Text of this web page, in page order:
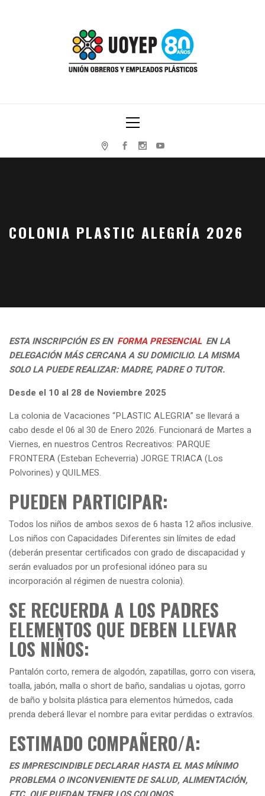
UNIÓN OBREROS Y EMPLEADOS PLÁSTICOS
Menu
COLONIA PLASTIC ALEGRÍA 2026
ESTA INSCRIPCIÓN ES EN FORMA PRESENCIAL EN LA
DELEGACIÓN MÁS CERCANA A SU DOMICILIO. LA MISMA
SOLO LA PUEDE REALIZAR: MADRE, PADRE O TUTOR.
Desde el 10 al 28 de Noviembre 2025
La colonia de Vacaciones “PLASTIC ALEGRIA” se llevará a
cabo desde el 06 al 30 de Enero 2026. Funcionará de Martes a
Viernes, en nuestros Centros Recreativos: PARQUE
FRONTERA (Esteban Echeverria) JORGE TRIACA (Los
Polvorines) y QUILMES.
PUEDEN PARTICIPAR:
Todos los niños de ambos sexos de 6 hasta 12 años inclusive.
Los niños con Capacidades Diferentes sin límites de edad
(deberán presentar certificados con grado de discapacidad y
serán evaluados por un profesional idóneo para su
incorporación al régimen de nuestra colonia).
SE RECUERDA A LOS PADRES
ELEMENTOS QUE DEBEN LLEVAR
LOS NIÑOS:
Pantalón corto, remera de algodón, zapatillas, gorro con visera,
toalla, jabón, malla o short de baño, sandalias u ojotas, gorro
de baño y bolsita plástica para elementos húmedos, cada
prenda deberá llevar el nombre para evitar perdidas o extravíos.
ESTIMADO COMPAÑERO/A:
ES IMPRESCINDIBLE DECLARAR HASTA EL MAS MÍNIMO
PROBLEMA O INCONVENIENTE DE SALUD, ALIMENTACIÓN,